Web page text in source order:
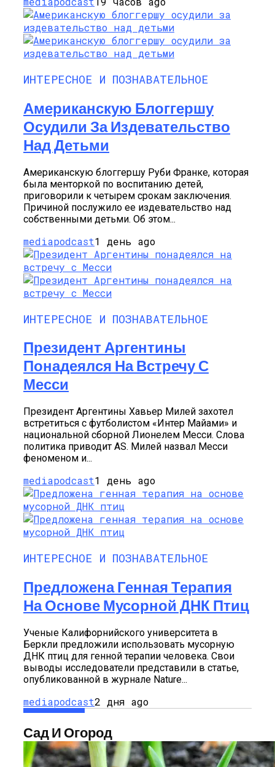
ИНТЕРЕСНОЕ И ПОЗНАВАТЕЛЬНОЕ
Американскую Блоггершу
Осудили За Издевательство
Над Детьми
Американскую блоггершу Руби Франке, которая
была менторкой по воспитанию детей,
приговорили к четырем срокам заключения.
Причиной послужило ее издевательство над
собственными детьми. Об этом...
mediapodcast1 день ago
ИНТЕРЕСНОЕ И ПОЗНАВАТЕЛЬНОЕ
Президент Аргентины
Понадеялся На Встречу С
Месси
Президент Аргентины Хавьер Милей захотел
встретиться с футболистом «Интер Майами» и
национальной сборной Лионелем Месси. Слова
политика приводит AS. Милей назвал Месси
феноменом и...
mediapodcast1 день ago
ИНТЕРЕСНОЕ И ПОЗНАВАТЕЛЬНОЕ
Предложена Генная Терапия
На Основе Мусорной ДНК Птиц
Ученые Калифорнийского университета в
Беркли предложили использовать мусорную
ДНК птиц для генной терапии человека. Свои
выводы исследователи представили в статье,
опубликованной в журнале Nature...
mediapodcast2 дня ago
Сад И Огород